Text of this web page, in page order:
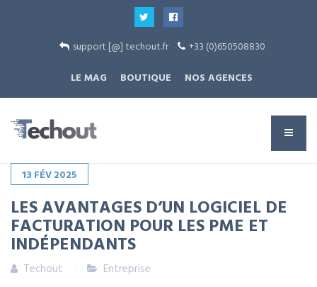
support [@] techout.fr
+33 (0)650508830
LE MAG
BOUTIQUE NOS AGENCES
13 FÉV2025
LES AVANTAGES D’UN LOGICIEL DE
FACTURATION POUR LES PME ET
INDÉPENDANTS
Techout Entreprise